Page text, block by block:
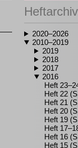
Heftarchiv
2020–2026
2010–2019
2019
2018
2017
2016
Heft
Heft 22
Heft 21
Heft 20
Heft 19
Heft
Heft 16
Heft 15